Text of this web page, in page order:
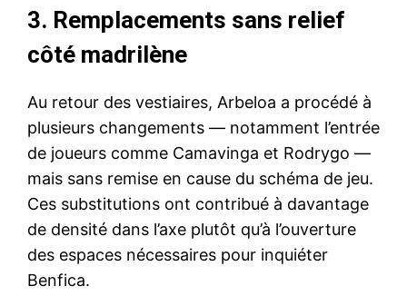
3. Remplacements sans relief
côté madrilène
Au retour des vestiaires, Arbeloa a procédé à
plusieurs changements — notamment l’entrée
de joueurs comme Camavinga et Rodrygo —
mais sans remise en cause du schéma de jeu.
Ces substitutions ont contribué à davantage
de densité dans l’axe plutôt qu’à l’ouverture
des espaces nécessaires pour inquiéter
Benfica.